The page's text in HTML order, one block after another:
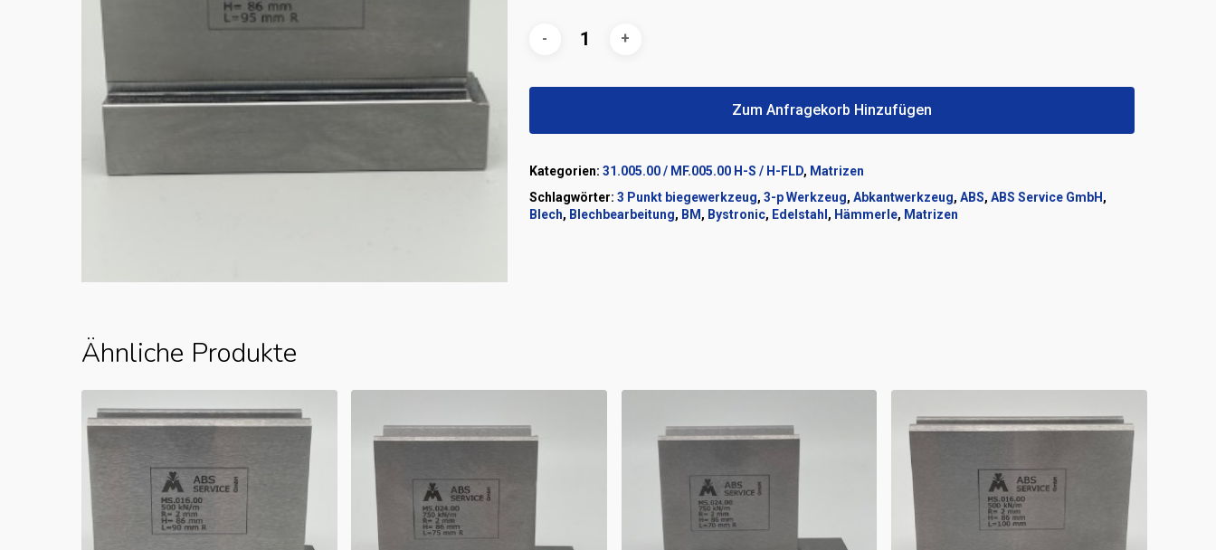
Zum Anfragekorb Hinzufügen
Kategorien: 31.005.00 / MF.005.00 H-S / H-FLD, Matrizen
Schlagwörter: 3 Punkt biegewerkzeug, 3-p Werkzeug, Abkantwerkzeug, ABS, ABS Service GmbH ,
Blech, Blechbearbeitung, BM , Bystronic, Edelstahl , Hämmerle, Matrizen
Ähnliche Produkte